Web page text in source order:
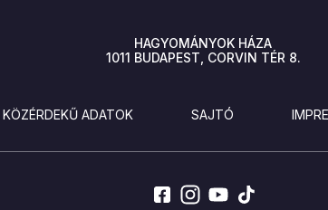
HAGYOMÁNYOK HÁZA
1011 BUDAPEST CORVIN TÉR 8.
KÖZÉRDEKŰ ADATOK SAJTÓ